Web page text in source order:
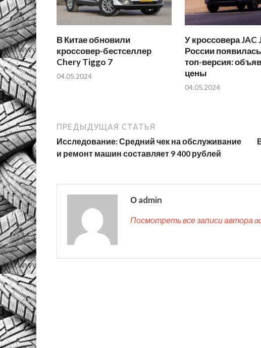
В Китае обновили
кроссовер-бестселлер
Chery Tiggo 7
04.05.2024
У кроссовера JAC
России
топ-версия:
цены
04.05.2024
ПРЕДЫДУЩАЯ СТАТЬЯ
Исследование: Средний чек на обслуживание
и ремонт машин составляет 9 400 рублей
О admin
Посмотреть все записи автора